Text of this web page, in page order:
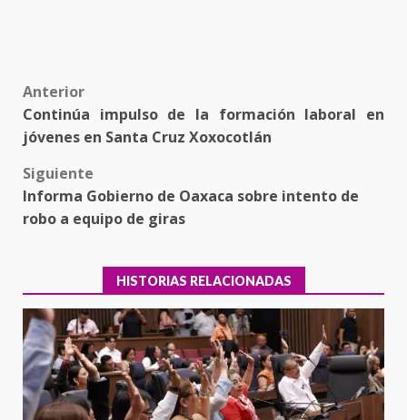
Post
navigation
Anterior
Continúa impulso de la formación laboral en
jóvenes en Santa Cruz Xoxocotlán
Siguiente
Informa Gobierno de Oaxaca sobre intento de
robo a equipo de giras
HISTORIAS RELACIONADAS